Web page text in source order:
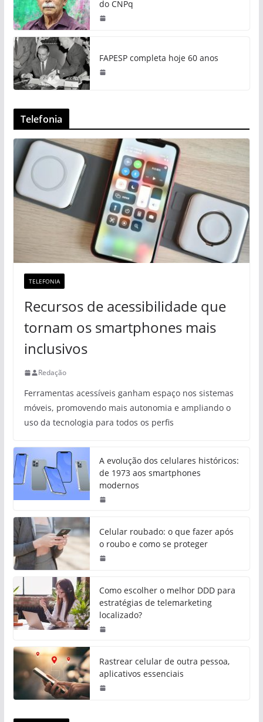
do CNPq
FAPESP completa hoje 60 anos
Telefonia
TELEFONIA
Recursos de acessibilidade que
tornam os smartphones mais
inclusivos
Redação
Ferramentas acessíveis ganham espaço nos sistemas
móveis, promovendo mais autonomia e ampliando o
uso da tecnologia para todos os perfis
A evolução dos celulares históricos:
de 1973 aos smartphones
modernos
Celular roubado: o que fazer após
o roubo e como se proteger
Como escolher o melhor DDD para
estratégias de telemarketing
localizado?
Rastrear celular de outra pessoa,
aplicativos essenciais